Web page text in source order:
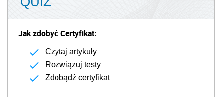
Jak zdobyć Certyfikat:
Czytaj artykuły
Rozwiązuj testy
Zdobądź certyfikat